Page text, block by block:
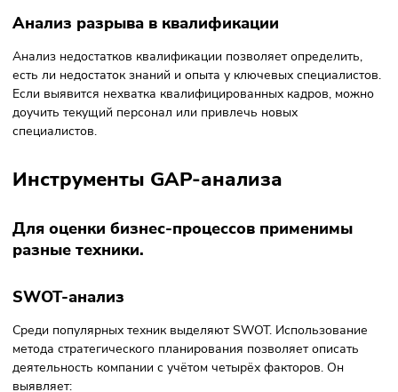
могут быть истолкованы неверно.
Виды GAP-анализа
Инструмент активно используется в разных сферах.
получить детальное представление о нём, разберём
В 95% случаев введение на рынок новых товаров или
оказывается неудачным. Для анализа причин следует
вызвать интерес покупателя;
обнаружения недостатков в рекламе продукции или
описании;